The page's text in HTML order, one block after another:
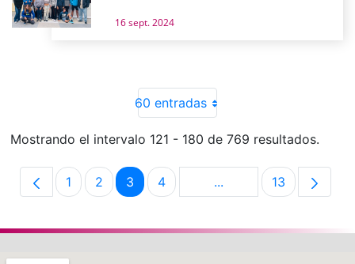
16 sept. 2024
60 entradas
Mostrando el intervalo 121 - 180 de 769 resultados.
Página
1 Página
2 Página
3 Página
4 ...Páginas intermedias
Página
13